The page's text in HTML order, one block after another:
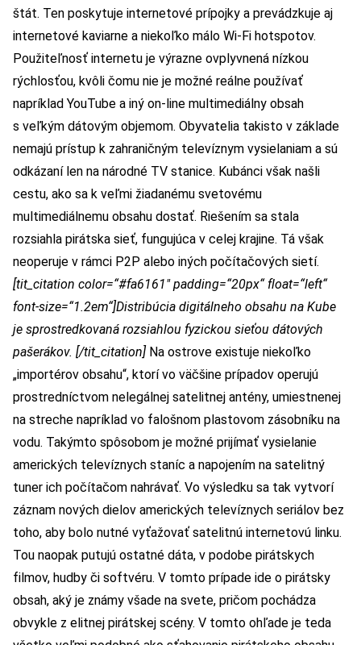
štát. Ten poskytuje internetové prípojky a prevádzkuje aj
internetové kaviarne a niekoľko málo Wi-Fi hotspotov.
Použiteľnosť internetu je výrazne ovplyvnená nízkou
rýchlosťou, kvôli čomu nie je možné reálne používať
napríklad YouTube a iný on-line multimediálny obsah
s veľkým dátovým objemom. Obyvatelia takisto v základe
nemajú prístup k zahraničným televíznym vysielaniam a sú
odkázaní len na národné TV stanice. Kubánci však našli
cestu, ako sa k veľmi žiadanému svetovému
multimediálnemu obsahu dostať. Riešením sa stala
rozsiahla pirátska sieť, fungujúca v celej krajine. Tá však
neoperuje v rámci P2P alebo iných počítačových sietí.
[tit_citation color=“#fa6161″ padding=“20px“ float=“left“
font-size=“1.2em“]Distribúcia digitálneho obsahu na Kube
je sprostredkovaná rozsiahlou fyzickou sieťou dátových
pašerákov. [/tit_citation] Na ostrove existuje niekoľko
„importérov obsahu“, ktorí vo väčšine prípadov operujú
prostredníctvom nelegálnej satelitnej antény, umiestnenej
na streche napríklad vo falošnom plastovom zásobníku na
vodu. Takýmto spôsobom je možné prijímať vysielanie
amerických televíznych staníc a napojením na satelitný
tuner ich počítačom nahrávať. Vo výsledku sa tak vytvorí
záznam nových dielov amerických televíznych seriálov bez
toho, aby bolo nutné vyťažovať satelitnú internetovú linku.
Tou naopak putujú ostatné dáta, v podobe pirátskych
filmov, hudby či softvéru. V tomto prípade ide o pirátsky
obsah, aký je známy všade na svete, pričom pochádza
obvykle z elitnej pirátskej scény. V tomto ohľade je teda